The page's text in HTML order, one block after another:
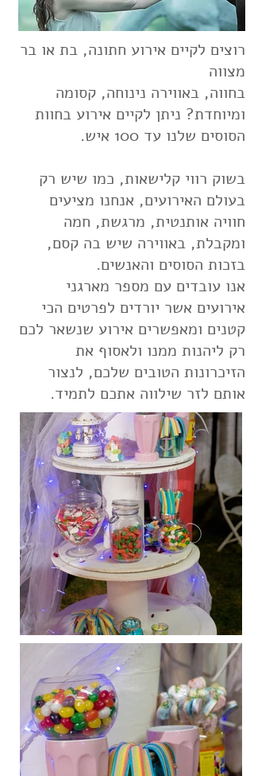
רוצים לקיים אירוע חתונה, בת או בר
מצווה
בחווה, באווירה נינוחה, קסומה
ומיוחדת? ניתן לקיים אירוע בחוות
הסוסים שלנו עד 100 איש.
בשוק רווי קלישאות, כמו שיש רק
בעולם האירועים, אנחנו מציעים
חוויה אותנטית, מרגשת, חמה
ומקבלת, באווירה שיש בה קסם,
בזכות הסוסים והאנשים.
אנו עובדים עם מספר מארגני
אירועים אשר יורדים לפרטים הכי
קטנים ומאפשרים אירוע שנשאר לכם
רק ליהנות ממנו ולאסוף את
הזיכרונות הטובים שלכם, לנצור
אותם לזר שילווה אתכם לתמיד.